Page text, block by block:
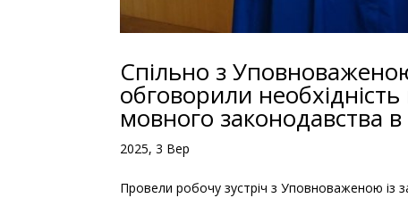
Спільно з
обговорили
мовного законодавства в
2025, 3 Вер
Провели робочу зустріч з Уповноваженою із